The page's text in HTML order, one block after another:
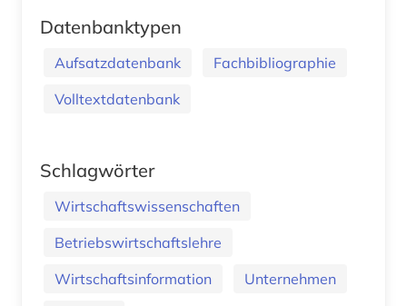
Datenbanktypen
Aufsatzdatenbank
Fachbibliographie
Volltextdatenbank
Schlagwörter
Wirtschaftswissenschaften
Betriebswirtschaftslehre
Wirtschaftsinformation
Unternehmen